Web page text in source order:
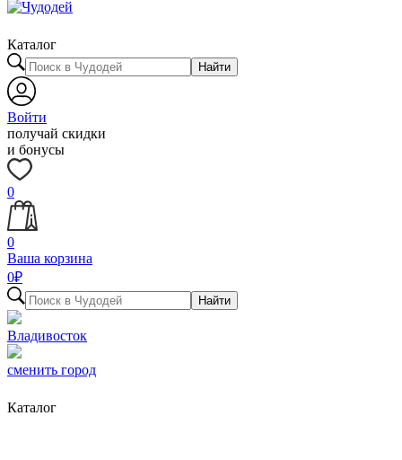
Каталог
Найти
Войти
получай скидки
и бонусы
0
0
Ваша корзина
0₽
Найти
Владивосток
сменить город
Каталог